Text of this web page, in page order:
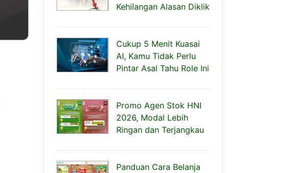
Kehilangan Alasan Diklik
Cukup 5 Menit Kuasai
AI, Kamu Tidak Perlu
Pintar Asal Tahu Role Ini
Promo Agen Stok HNI
2026, Modal Lebih
Ringan dan Terjangkau
Panduan Cara Belanja